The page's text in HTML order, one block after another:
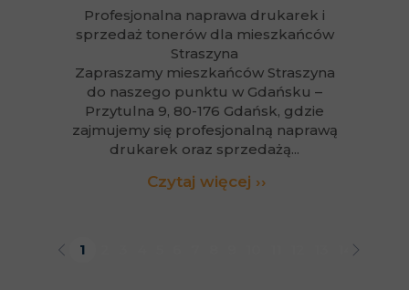
Profesjonalna naprawa drukarek i
sprzedaż tonerów dla mieszkańców
Straszyna
Zapraszamy mieszkańców Straszyna
do naszego punktu w Gdańsku –
Przytulna 9, 80-176 Gdańsk, gdzie
zajmujemy się profesjonalną naprawą
drukarek oraz sprzedażą...
Czytaj więcej ››
1